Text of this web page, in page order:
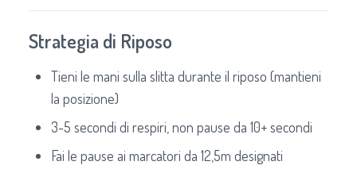
Strategia di Riposo
Tieni le mani sulla slitta durante il riposo (mantieni
la posizione)
3-5 secondi di respiri, non pause da 10+ secondi
Fai le pause ai marcatori da 12,5m designati